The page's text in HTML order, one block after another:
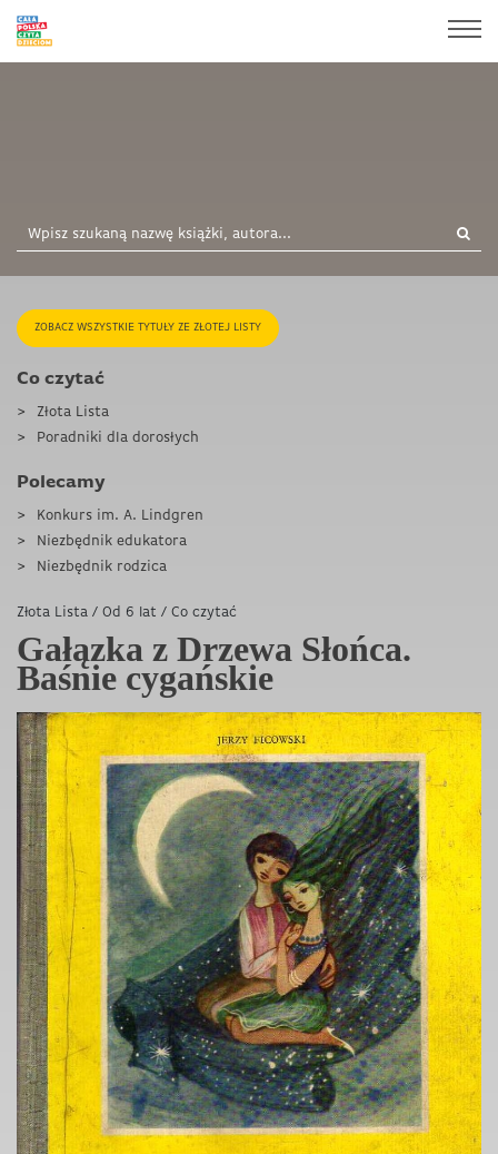
ZOBACZ WSZYSTKIE TYTUŁY ZE ZŁOTEJ LISTY
Co czytać
Złota Lista
Poradniki dla dorosłych
Polecamy
Konkurs im. A. Lindgren
Niezbędnik edukatora
Niezbędnik rodzica
Złota Lista / Od 6 lat / Co czytać
Gałązka z Drzewa Słońca.
Baśnie cygańskie